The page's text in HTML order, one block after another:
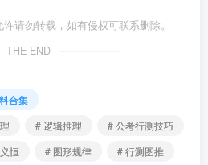
请勿转载，如有侵权可联系删除。
THE END
合集
# 逻辑推理
# 公考行测技巧
恒 # 图形规律
# 行测图推